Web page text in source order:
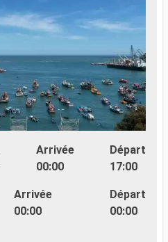
Arrivée
00:00
Départ
17:00
Arrivée
00:00
Départ
00:00